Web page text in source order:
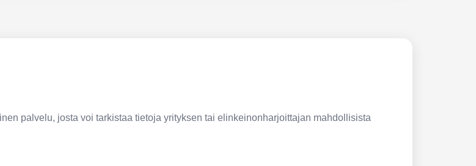
palvelu, josta voi tarkistaa tietoja yrityksen tai elinkeinonharjoittajan mahdollisista